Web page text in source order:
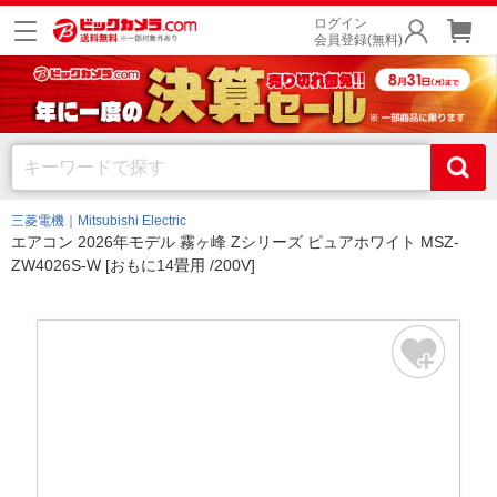
ログイン
会員登録(無料)
三菱電機｜Mitsubishi Electric
エアコン 2026年モデル 霧ヶ峰 Zシリーズ ピュアホワイト MSZ-
ZW4026S-W [おもに14畳用 /200V]